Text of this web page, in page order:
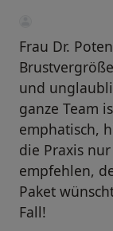
Frau Dr.
und
ganze Team
emphatisch,
die Praxis
empfehlen,
Paket
Fall!